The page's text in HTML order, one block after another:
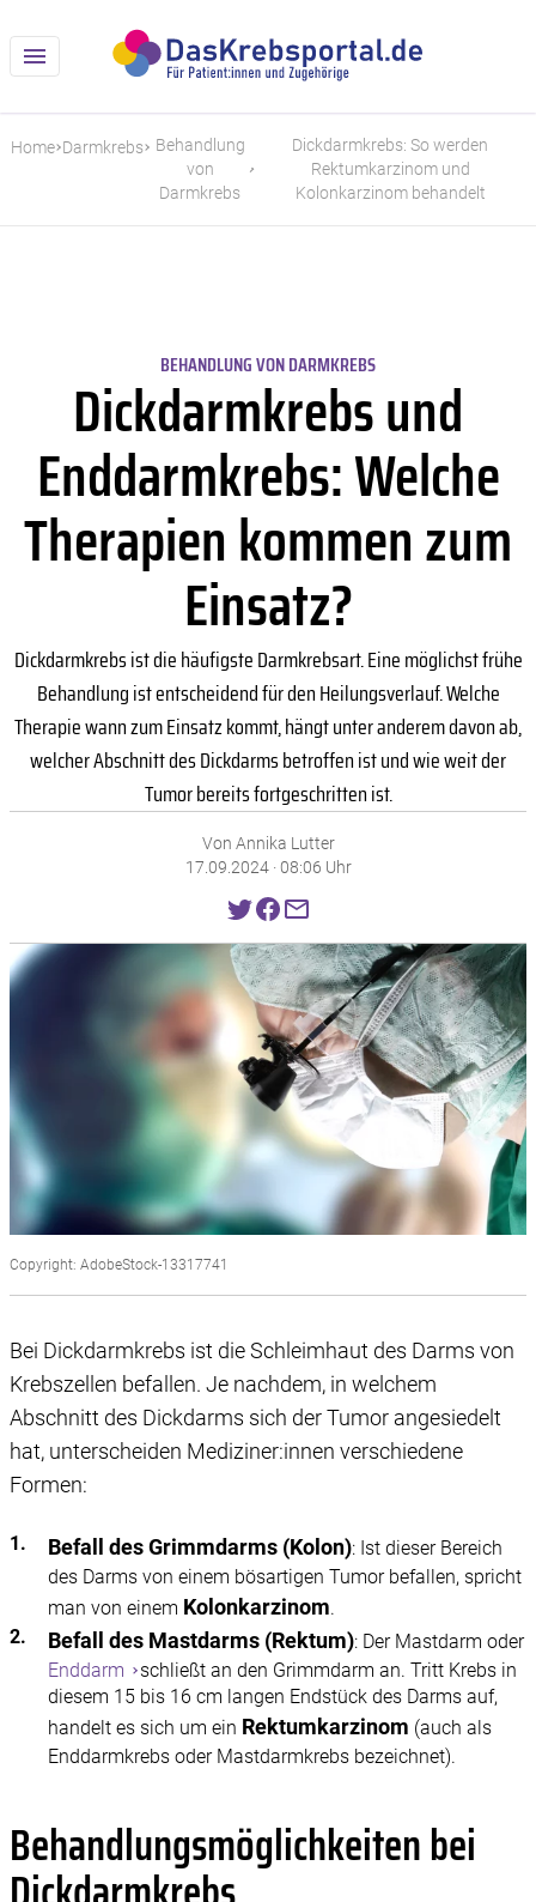
Home Darmkrebs
Behandlung
von
Darmkrebs
Dickdarmkrebs: So werden
Rektumkarzinom und
Kolonkarzinom behandelt
BEHANDLUNG VON DARMKREBS
Dickdarmkrebs und
Enddarmkrebs: Welche
Therapien kommen zum
Einsatz?
Dickdarmkrebs ist die häufigste Darmkrebsart. Eine möglichst frühe
Behandlung ist entscheidend für den Heilungsverlauf. Welche
Therapie wann zum Einsatz kommt, hängt unter anderem davon ab,
welcher Abschnitt des Dickdarms betroffen ist und wie weit der
Tumor bereits fortgeschritten ist.
Von Annika Lutter
17.09.2024 · 08:06 Uhr
Copyright: AdobeStock-13317741
Bei Dickdarmkrebs ist die Schleimhaut des Darms von
Krebszellen befallen. Je nachdem, in welchem
Abschnitt des Dickdarms sich der Tumor angesiedelt
hat, unterscheiden Mediziner:innen verschiedene
Formen:
Befall des Grimmdarms (Kolon): Ist dieser Bereich
des Darms von einem bösartigen Tumor befallen, spricht
man von einem Kolonkarzinom.
Befall des Mastdarms (Rektum): Der Mastdarm oder
Enddarm
schließt an den Grimmdarm an. Tritt Krebs in
diesem 15 bis 16 cm langen Endstück des Darms auf,
handelt es sich um ein Rektumkarzinom (auch als
Enddarmkrebs oder Mastdarmkrebs bezeichnet).
Behandlungsmöglichkeiten bei